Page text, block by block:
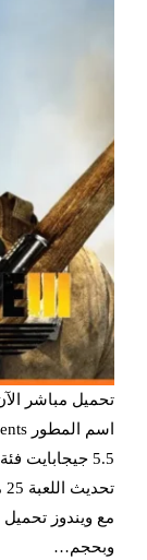
5.5 جيجابايت
وبحجم…